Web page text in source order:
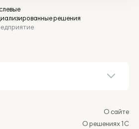
решения
О сайте
О решениях 1С